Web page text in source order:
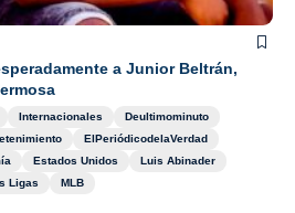
a Junior Beltrán,
Internacionales
Deultimominuto
ElPeriódicodelaVerdad
Estados Unidos
Luis Abinader
Ligas MLB